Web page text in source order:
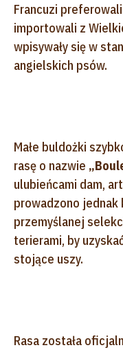
Francuzi
importowali z
wpisywały się w
angielskich psów.
Małe buldożki
rasę o nazwie
ulubieńcami dam,
prowadzono jednak
przemyślanej
terierami, by
stojące uszy.
Rasa została